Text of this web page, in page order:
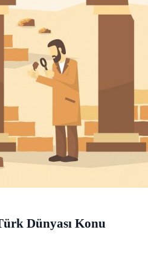
Dünyası Konu